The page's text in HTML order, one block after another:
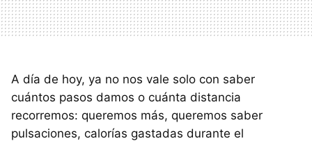
A día de hoy, ya no nos vale solo con saber
cuántos pasos damos o cuánta distancia
recorremos: queremos más, queremos saber
pulsaciones, calorías gastadas durante el